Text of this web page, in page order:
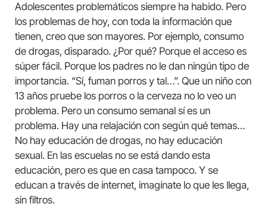
Adolescentes problemáticos siempre ha habido. Pero
los problemas de hoy, con toda la información que
tienen, creo que son mayores. Por ejemplo, consumo
de drogas, disparado. ¿Por qué? Porque el acceso es
súper fácil. Porque los padres no le dan ningún tipo de
importancia. “Sí, fuman porros y tal…”. Que un niño con
13 años pruebe los porros o la cerveza no lo veo un
problema. Pero un consumo semanal sí es un
problema. Hay una relajación con según qué temas…
No hay educación de drogas, no hay educación
sexual. En las escuelas no se está dando esta
educación, pero es que en casa tampoco. Y se
educan a través de internet, imagínate lo que les llega,
sin filtros.